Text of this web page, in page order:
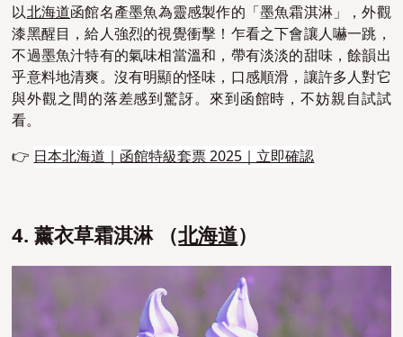
以北海道函館名產墨魚為靈感製作的「墨魚霜淇淋」，外觀
漆黑醒目，給人強烈的視覺衝擊！乍看之下會讓人嚇一跳，
不過墨魚汁特有的氣味相當溫和，帶有淡淡的甜味，餘韻出
乎意料地清爽。沒有明顯的怪味，口感順滑，讓許多人對它
與外觀之間的落差感到驚訝。來到函館時，不妨親自試試
看。
👉 日本北海道｜函館特級套票 2025｜立即確認
4. 薰衣草霜淇淋 （北海道）